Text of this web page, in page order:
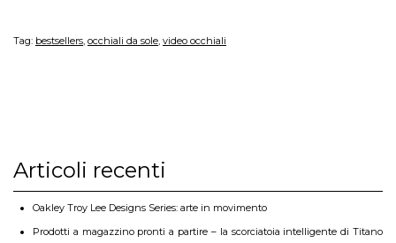
Tag: bestsellers, occhiali da sole, video occhiali
Articoli recenti
Oakley Troy Lee Designs Series: arte in movimento
Prodotti a magazzino pronti a partire – la scorciatoia intelligente di Titano